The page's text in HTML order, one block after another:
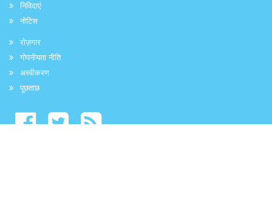
निविदाएं
नोटिस
रोज़गार
गोपनीयता नीति
अस्वीकरण
पूछताछ